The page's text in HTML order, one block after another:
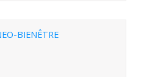
BIENÊTRE